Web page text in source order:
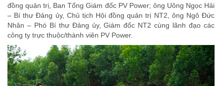
đồng quản trị, Ban Tổng Giám đốc PV Power; ông Uông Ngọc Hải
– Bí thư Đảng ủy, Chủ tịch Hội đồng quản trị NT2, ông Ngô Đức
Nhân – Phó Bí thư Đảng ủy, Giám đốc NT2 cùng lãnh đạo các
công ty trực thuộc/thành viên PV Power.